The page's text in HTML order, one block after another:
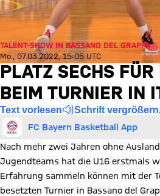
TALENT-SHOW IN BASSANO DEL GRAPPA
Mo., 07.03.2022, 15:05 UTC
PLATZ SECHS
BEIM TURNIER IN
Text vorlesen Schrift vergrößern
FC Bayern Basketball App
Nach mehr zwei Jahren ohne
Jugendteams hat die U16 erstmals
Erfahrung sammeln können mit der
besetzten Turnier in Bassano del